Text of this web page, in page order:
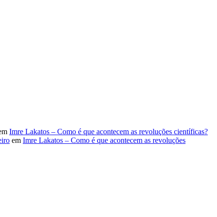
Imre Lakatos – Como é que acontecem as revoluções científicas?
em Imre Lakatos – Como é que acontecem as revoluções